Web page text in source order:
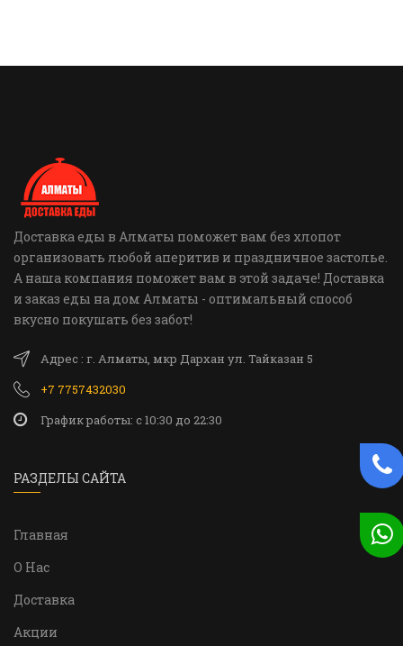
Доставка еды в Алматы поможет вам без хлопот
организовать любой аперитив и праздничное застолье.
А наша компания поможет вам в этой задаче! Доставка
и заказ еды на дом Алматы - оптимальный способ
вкусно покушать без забот!
Адрес : г. Алматы, мкр Дархан ул. Тайказан 5
+7 7757432030
График работы: c 10:30 до 22:30
РАЗДЕЛЫ САЙТА
Главная
О Нас
Доставка
Акции